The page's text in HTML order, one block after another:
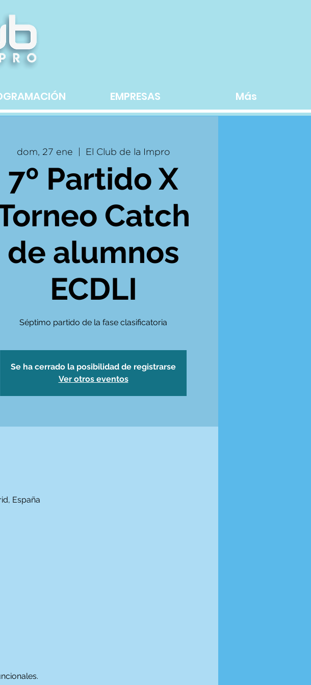
EMPRESAS Más
dom, 27 ene El Club de la Impro
7º Partido X
Catch
de alumnos
ECDLI
Séptimo partido de la fase clasificatoria
Se ha cerrado la posibilidad de registrarse
Ver otros eventos
España